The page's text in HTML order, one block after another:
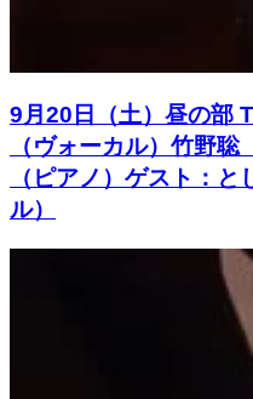
9月20日（土）昼の部
（ヴォーカル）竹野
（ピアノ）ゲスト：
ル）